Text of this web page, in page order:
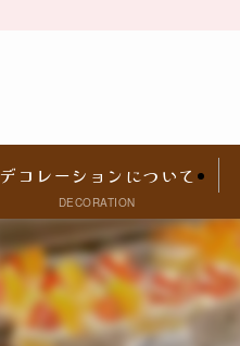
デコレーションについて
DECORATION